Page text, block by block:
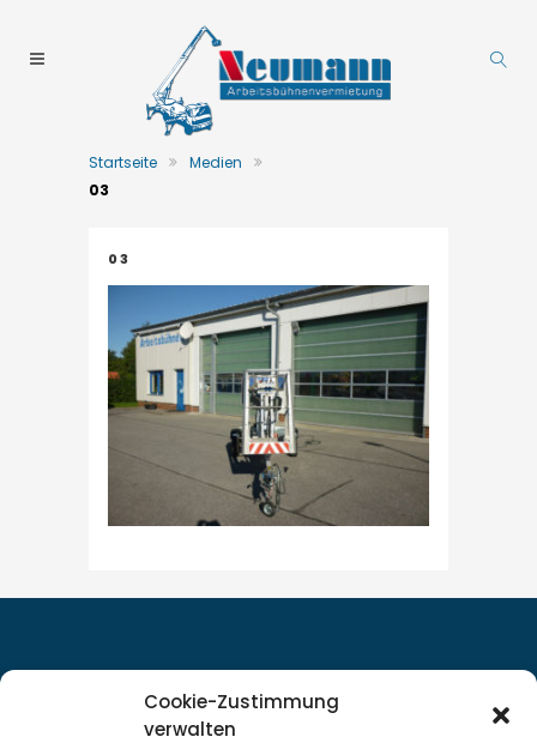
Cookie-Zustimmung
verwalten
Startseite
Medien
03
03
Servicestandort Stralsund